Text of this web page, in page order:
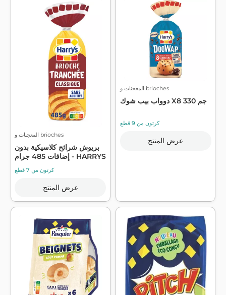
المعجنات و brioches
بريوش شرائح كلاسيكية بدون
إضافات 485 جرام - HARRYS
كرتون من 7 قطع
عرض المنتج
المعجنات و brioches
دوواب بيب شوك X8 330 جم
كرتون من 9 قطع
عرض المنتج